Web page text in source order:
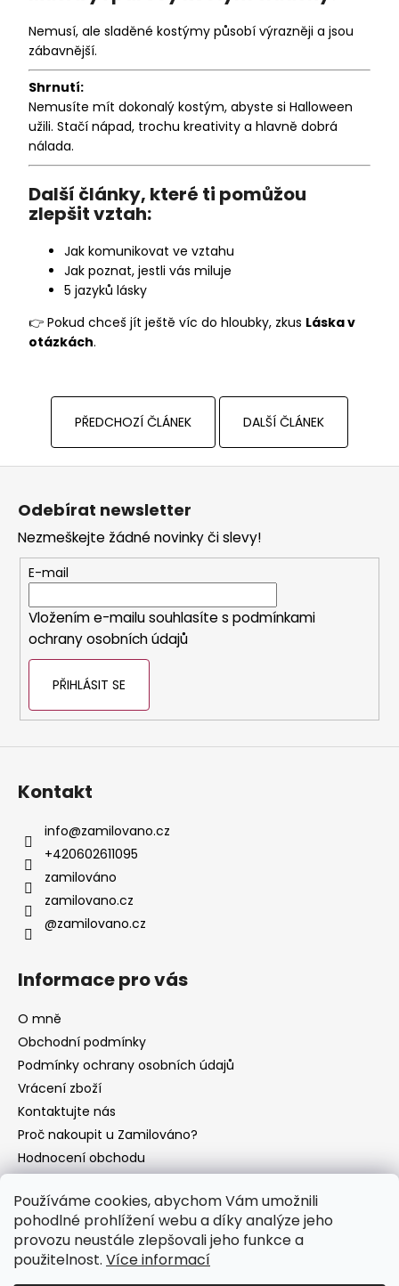
Používáme cookies, abychom Vám umožnili
pohodlné prohlížení webu a díky analýze jeho
provozu neustále zlepšovali jeho funkce a
použitelnost. Více informací
Nemusí, ale sladěné kostýmy působí výrazněji a jsou
zábavnější.
Shrnutí:
Nemusíte mít dokonalý kostým, abyste si Halloween
užili. Stačí nápad, trochu kreativity a hlavně dobrá
nálada.
Další články, které ti pomůžou
zlepšit vztah:
Jak komunikovat ve vztahu
Jak poznat, jestli vás miluje
5 jazyků lásky
👉 Pokud chceš jít ještě víc do hloubky, zkus Láska v
otázkách.
PŘEDCHOZÍ ČLÁNEK DALŠÍ ČLÁNEK
Z
Odebírat newsletter
Nezmeškejte žádné novinky či slevy!
E-mail
Vložením e-mailu souhlasíte s podmínkami
ochrany osobních údajů
PŘIHLÁSIT SE
Kontakt
info@zamilovano.cz
+420602611095
zamilováno
zamilovano.cz
@zamilovano.cz
Informace pro vás
O mně
Obchodní podmínky
Podmínky ochrany osobních údajů
Vrácení zboží
Kontaktujte nás
Proč nakoupit u Zamilováno?
Hodnocení obchodu
Instagram